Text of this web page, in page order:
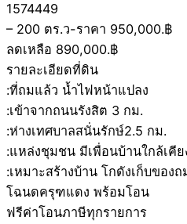
1574449
– 200 ตร.ว-ราคา 950,000.฿
ลดเหลือ 890,000.฿
รายละเอียดที่ดิน
:ที่ถมแล้ว น้ำไฟหน้าแปลง
:เข้าจากถนนรังสิต 3 กม.
:ห่างเทศบาลสนั่นรักษ์2.5 กม.
:แหล่งชุมชน มีเพื่อนบ้านใกล้เคีย
:เหมาะสร้างบ้าน โกดังเก็บของ
โฉนดครุฑแดง พร้อมโอน
ฟรีค่าโอนภาษีทุกรายการ